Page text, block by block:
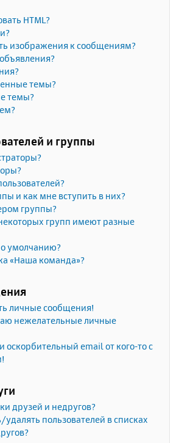
HTML?
изображения к сообщениям?
темы?
темы?
и группы
и как мне вступить в них?
группы?
групп имеют разные
умолчанию?
«Наша команда»?
личные сообщения!
нежелательные личные
оскорбительный email от кого-то с
друзей и недругов?
пользователей в списках